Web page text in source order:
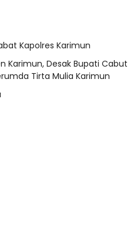
Kapolres Karimun
Karimun, Desak Bupati Cabut
Tirta Mulia Karimun